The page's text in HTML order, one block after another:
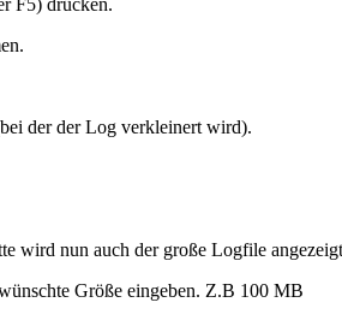
der der Log verkleinert wird).
wird nun auch der große Logfile
Größe eingeben. Z.B 100 MB